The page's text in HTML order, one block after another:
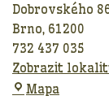
Dobrovského
Brno, 61200
732 437 035
Zobrazit
Mapa